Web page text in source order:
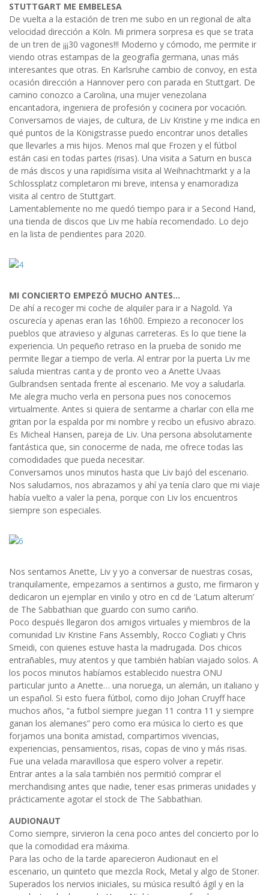
STUTTGART ME EMBELESA
De vuelta a la estación de tren me subo en un regional de alta
velocidad dirección a Köln. Mi primera sorpresa es que se trata
de un tren de ¡¡¡30 vagones!!! Moderno y cómodo, me permite ir
viendo otras estampas de la geografía germana, unas más
interesantes que otras. En Karlsruhe cambio de convoy, en esta
ocasión dirección a Hannover pero con parada en Stuttgart. De
camino conozco a Carolina, una mujer venezolana
encantadora, ingeniera de profesión y cocinera por vocación.
Conversamos de viajes, de cultura, de Liv Kristine y me indica en
qué puntos de la Königstrasse puedo encontrar unos detalles
que llevarles a mis hijos. Menos mal que Frozen y el fútbol
están casi en todas partes (risas). Una visita a Saturn en busca
de más discos y una rapidísima visita al Weihnachtmarkt y a la
Schlossplatz completaron mi breve, intensa y enamoradiza
visita al centro de Stuttgart.
Lamentablemente no me quedó tiempo para ir a Second Hand,
una tienda de discos que Liv me había recomendado. Lo dejo
en la lista de pendientes para 2020.
MI CONCIERTO EMPEZÓ MUCHO ANTES…
De ahí a recoger mi coche de alquiler para ir a Nagold. Ya
oscurecía y apenas eran las 16h00. Empiezo a reconocer los
pueblos que atravieso y algunas carreteras. Es lo que tiene la
experiencia. Un pequeño retraso en la prueba de sonido me
permite llegar a tiempo de verla. Al entrar por la puerta Liv me
saluda mientras canta y de pronto veo a Anette Uvaas
Gulbrandsen sentada frente al escenario. Me voy a saludarla.
Me alegra mucho verla en persona pues nos conocemos
virtualmente. Antes si quiera de sentarme a charlar con ella me
gritan por la espalda por mi nombre y recibo un efusivo abrazo.
Es Micheal Hansen, pareja de Liv. Una persona absolutamente
fantástica que, sin conocerme de nada, me ofrece todas las
comodidades que pueda necesitar.
Conversamos unos minutos hasta que Liv bajó del escenario.
Nos saludamos, nos abrazamos y ahí ya tenía claro que mi viaje
había vuelto a valer la pena, porque con Liv los encuentros
siempre son especiales.
Nos sentamos Anette, Liv y yo a conversar de nuestras cosas,
tranquilamente, empezamos a sentirnos a gusto, me firmaron y
dedicaron un ejemplar en vinilo y otro en cd de ‘Latum alterum’
de The Sabbathian que guardo con sumo cariño.
Poco después llegaron dos amigos virtuales y miembros de la
comunidad Liv Kristine Fans Assembly, Rocco Cogliati y Chris
Smeidi, con quienes estuve hasta la madrugada. Dos chicos
entrañables, muy atentos y que también habían viajado solos. A
los pocos minutos habíamos establecido nuestra ONU
particular junto a Anette… una noruega, un alemán, un italiano y
un español. Si esto fuera fútbol, como dijo Johan Cruyff hace
muchos años, “a futbol siempre juegan 11 contra 11 y siempre
ganan los alemanes” pero como era música lo cierto es que
forjamos una bonita amistad, compartimos vivencias,
experiencias, pensamientos, risas, copas de vino y más risas.
Fue una velada maravillosa que espero volver a repetir.
Entrar antes a la sala también nos permitió comprar el
merchandising antes que nadie, tener esas primeras unidades y
prácticamente agotar el stock de The Sabbathian.
AUDIONAUT
Como siempre, sirvieron la cena poco antes del concierto por lo
que la comodidad era máxima.
Para las ocho de la tarde aparecieron Audionaut en el
escenario, un quinteto que mezcla Rock, Metal y algo de Stoner.
Superados los nervios iniciales, su música resultó ágil y en la